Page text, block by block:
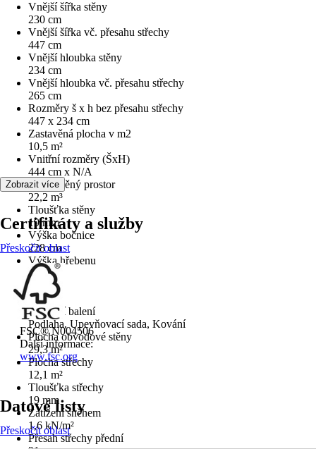
Vnější šířka stěny
230 cm
Vnější šířka vč. přesahu střechy
447 cm
Vnější hloubka stěny
234 cm
Vnější hloubka vč. přesahu střechy
265 cm
Rozměry š x h bez přesahu střechy
447 x 234 cm
Zastavěná plocha v m2
10,5 m²
Vnitřní rozměry (ŠxH)
444 cm x N/A
Obestavěný prostor
22,2 m³
Tloušťka stěny
19 mm
Výška bočnice
228 cm
Výška hřebenu
232 cm
Podlaha
Ano
Součástí balení
Podlaha, Upevňovací sada, Kování
Plocha obvodové stěny
29,3 m²
Plocha střechy
12,1 m²
Tloušťka střechy
19 mm
Zatížení sněhem
1,6 kN/m²
Přesah střechy přední
Zobrazit více
Certifikáty a služby
Přeskočit oblast
FSC® N004506
Další informace:
www.fsc.org
Datové listy
Přeskočit oblast